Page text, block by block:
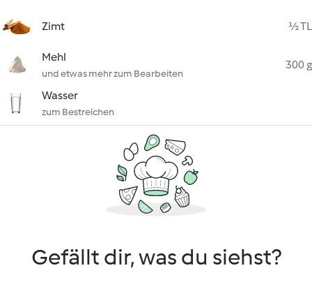
Zimt ½ TL
Mehl
und etwas mehr zum Bearbeiten
300 g
Wasser
zum Bestreichen
Gefällt dir, was du siehst?